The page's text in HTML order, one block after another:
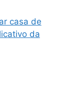
casa de
da